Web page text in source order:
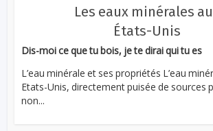
Les eaux minérales
États-Unis
Dis-moi ce que tu bois, je te dirai qui tu es
L’eau minérale et ses propriétés L’eau
Etats-Unis, directement puisée de sources
non...